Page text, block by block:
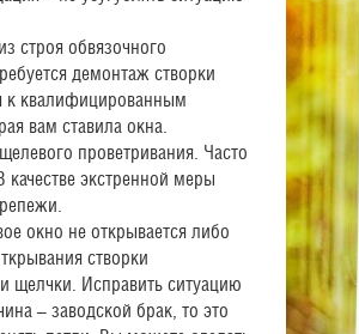
строя обвязочного
демонтаж створки
к квалифицированным
вам ставила окна.
проветривания. Часто
экстренной меры
окно не открывается либо
створки
щелчки. Исправить ситуацию
– заводской брак, то это